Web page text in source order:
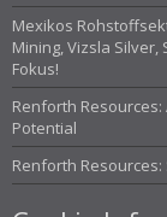
Mexikos
Mining, Vizsla Silver,
Fokus!
Renforth
Potential
Renforth